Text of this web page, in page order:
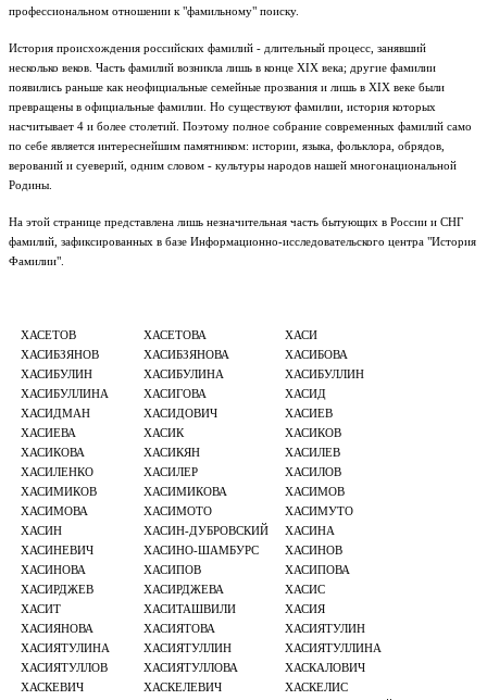
профессиональном отношении к "фамильному" поиску.
История происхождения российских фамилий - длительный процесс, занявший
несколько веков. Часть фамилий возникла лишь в конце XIX века; другие фамилии
появились раньше как неофициальные семейные прозвания и лишь в XIX веке были
превращены в официальные фамилии. Но существуют фамилии, история которых
насчитывает 4 и более столетий. Поэтому полное собрание современных фамилий само
по себе является интереснейшим памятником: истории, языка, фольклора, обрядов,
верований и суеверий, одним словом - культуры народов нашей многонациональной
Родины.
На этой странице представлена лишь незначительная часть бытующих в России и СНГ
фамилий, зафиксированных в базе Информационно-исследовательского центра "История
Фамилии".
ХАСЕТОВ ХАСЕТОВА
ХАСИ
ХАСИБЗЯНОВ
ХАСИБЗЯНОВА
ХАСИБОВА
ХАСИБУЛИН
ХАСИБУЛИНА
ХАСИБУЛЛИН
ХАСИБУЛЛИНА
ХАСИГОВА
ХАСИД
ХАСИДМАН
ХАСИДОВИЧ
ХАСИЕВ
ХАСИЕВА
ХАСИК
ХАСИКОВ
ХАСИКОВА
ХАСИКЯН
ХАСИЛЕВ
ХАСИЛЕНКО
ХАСИЛЕР
ХАСИЛОВ
ХАСИМИКОВ
ХАСИМИКОВА
ХАСИМОВ
ХАСИМОВА
ХАСИМОТО
ХАСИМУТО
ХАСИН
ХАСИН-ДУБРОВСКИЙ
ХАСИНА
ХАСИНЕВИЧ
ХАСИНО-ШАМБУРС
ХАСИНОВ
ХАСИНОВА
ХАСИПОВ
ХАСИПОВА
ХАСИРДЖЕВ
ХАСИРДЖЕВА
ХАСИС
ХАСИТ
ХАСИТАШВИЛИ
ХАСИЯ
ХАСИЯНОВА
ХАСИЯТОВА
ХАСИЯТУЛИН
ХАСИЯТУЛИНА
ХАСИЯТУЛЛИН
ХАСИЯТУЛЛИНА
ХАСИЯТУЛЛОВ
ХАСИЯТУЛЛОВА
ХАСКАЛОВИЧ
ХАСКЕВИЧ
ХАСКЕЛЕВИЧ
ХАСКЕЛИС